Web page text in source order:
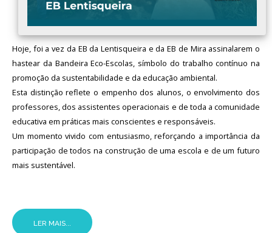
Hoje, foi a vez da EB da Lentisqueira e da EB de Mira assinalarem o
hastear da Bandeira Eco-Escolas, símbolo do trabalho contínuo na
promoção da sustentabilidade e da educação ambiental.
Esta distinção reflete o empenho dos alunos, o envolvimento dos
professores, dos assistentes operacionais e de toda a comunidade
educativa em práticas mais conscientes e responsáveis.
Um momento vivido com entusiasmo, reforçando a importância da
participação de todos na construção de uma escola e de um futuro
mais sustentável.
LER MAIS...